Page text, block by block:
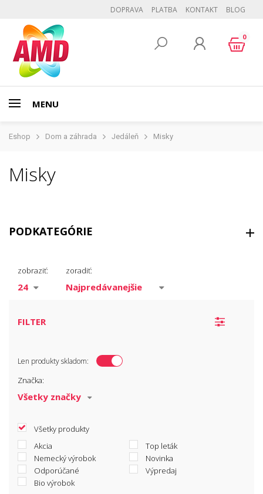
DOPRAVA PLATBA KONTAKT BLOG
0
MENU
Eshop Dom a záhrada Jedáleň Misky
Misky
PODKATEGÓRIE
Taniere
Poháre
Karafy a džbány
Riad pre deti
Prestieranie
Cukorničky
zobraziť: zoradiť:
FILTER
Len produkty skladom:
Značka:
Všetky produkty
Akcia
Top leták
Nemecký výrobok
Novinka
Odporúčané
Výpredaj
Bio výrobok